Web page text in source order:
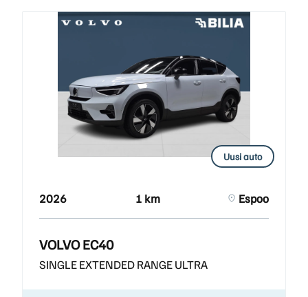
Uusi auto
2026 1 km Espoo
VOLVO EC40
SINGLE EXTENDED RANGE ULTRA